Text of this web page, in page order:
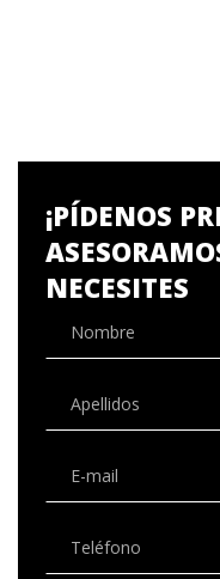
¡PÍDENOS
NECESITES